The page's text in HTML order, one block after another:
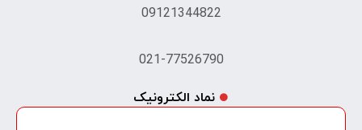
09121344822
021-77526790
نماد الکترونیک